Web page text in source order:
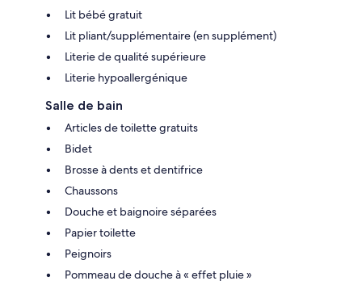
Lit bébé gratuit
Lit pliant/supplémentaire (en supplément)
Literie de qualité supérieure
Literie hypoallergénique
Salle de bain
Articles de toilette gratuits
Bidet
Brosse à dents et dentifrice
Chaussons
Douche et baignoire séparées
Papier toilette
Peignoirs
Pommeau de douche à « effet pluie »